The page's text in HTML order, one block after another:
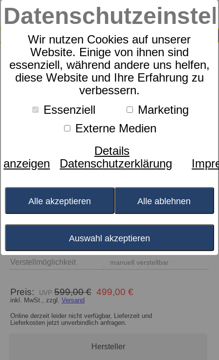
Wir nutzen Cookies auf unserer
Website. Einige von ihnen sind
essenziell, während andere uns helfen,
diese Website und Ihre Erfahrung zu
verbessern.
Essenziell
Marketing
Externe Medien
Details
anzeigen
Datenschutzerklärung
Alle akzeptieren Alle ablehnen
Auswahl akzeptieren
SUCHE
0
Rahmen Sympathica Vision
Verstellmöglichkeit
manuell verstellbar
Preis: 599,00 € 499,00 €
inkl. MwSt., zzgl. Versand
Online derzeit leider nicht verfügbar, Lieferzeit und
Lieferkosten jetzt unverbindlich anfragen.
Hersteller